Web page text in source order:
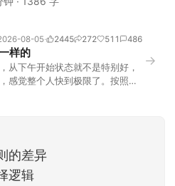
08-05 2445 272 511 486
样的
从下午开始状态就不是特别好，
感觉整个人快到极限了。按照平
个赞。晚些时候，我会按点赞数
→
的差异
逻辑